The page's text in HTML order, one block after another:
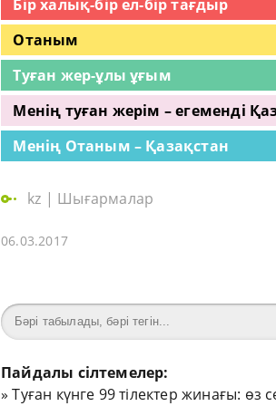
Бір халық-бір ел-бір тағдыр
Отаным
Туған жер-ұлы ұғым
Менің туған жерім – егеменді
Менің Отаным – Қазақстан
kz | Шығармалар
06.03.2017
Пайдалы сілтемелер:
»Туған күнге 99 тілектер жинағы: өз